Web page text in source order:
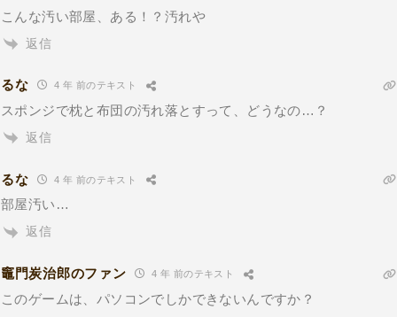
こんな汚い部屋、ある！？汚れや
返信
るな 4 年 前のテキスト
スポンジで枕と布団の汚れ落とすって、どうなの…？
返信
るな 4 年 前のテキスト
部屋汚い…
返信
竈門炭治郎のファン 4 年 前のテキスト
このゲームは、パソコンでしかできないんですか？